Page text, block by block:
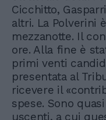
Cicchitto,
altri. La Polverini
mezzanotte. Il
ore. Alla fine è
primi venti
presentata al
ricevere il
spese. Sono
uscenti, a cui